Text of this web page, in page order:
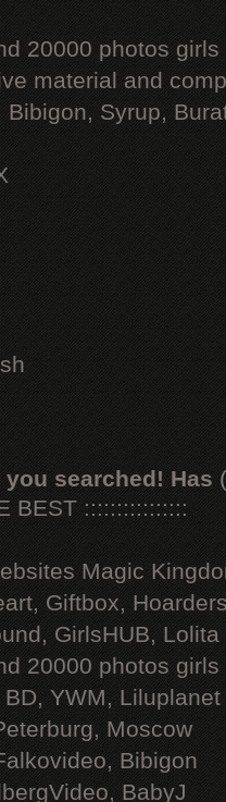
20000 photos
material and
Syrup,
you searched! Has
BEST ::::::::::::::::
Magic
Giftbox,
GirlsHUB, Lolita
20000 photos
YWM, Liluplanet
Moscow
Bibigon
BabyJ